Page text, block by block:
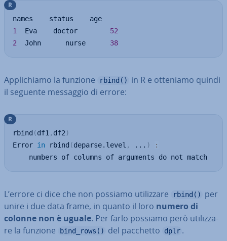
1
  Eva    doctor
52
2
  John      nurse
38
R
Ap­pli­chia­mo la funzione rbind()
in R e otteniamo quindi
il seguente messaggio di errore:
rbind (df1 , df2 )
Error in rbind (deparse.level , ... )
:
    numbers of columns of arguments do not match
R
L’errore ci dice che non possiamo uti­liz­za­re rbind()
per
unire i due data frame, in quanto il loro numero di
colonne non è uguale. Per farlo possiamo però uti­liz­za­
re la funzione
bind_rows() del pacchetto dplr .